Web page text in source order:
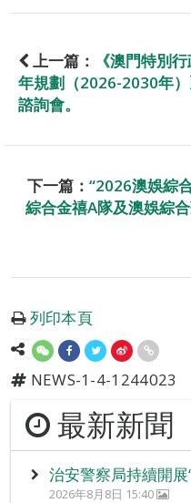
上一篇：
《澳門特別
年規劃（2026-2030年
諮詢會。
下一篇： “2026澳娛綜
綜合金禧A隊及澳娛綜
列印本頁
NEWS-1-4-1244023
最新新聞
治安警察局持續開
2026年8月8日 15:40